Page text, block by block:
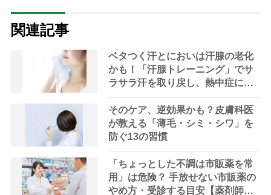
関連記事
ベタつく汗とにおいは汗腺の老化
かも！「汗腺トレーニング」でサ
ラサラ汗を取り戻し、熱中症に負
けない体へ
そのケア、逆効果かも？皮膚科医
が教える「薄毛・シミ・シワ」を
防ぐ13の習慣
「ちょっとした不調は市販薬を常
用」は危険？ 手放せない市販薬の
やめ方・受診する目安【薬剤師解